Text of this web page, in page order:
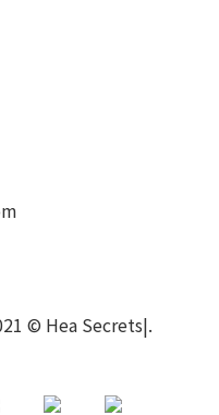
© Hea Secrets|.